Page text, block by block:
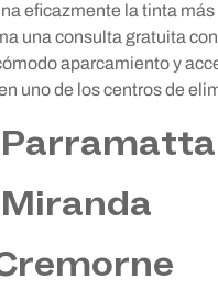
eficazmente la tinta
una consulta gratuita
aparcamiento y
uno de los centros de
Parramatta